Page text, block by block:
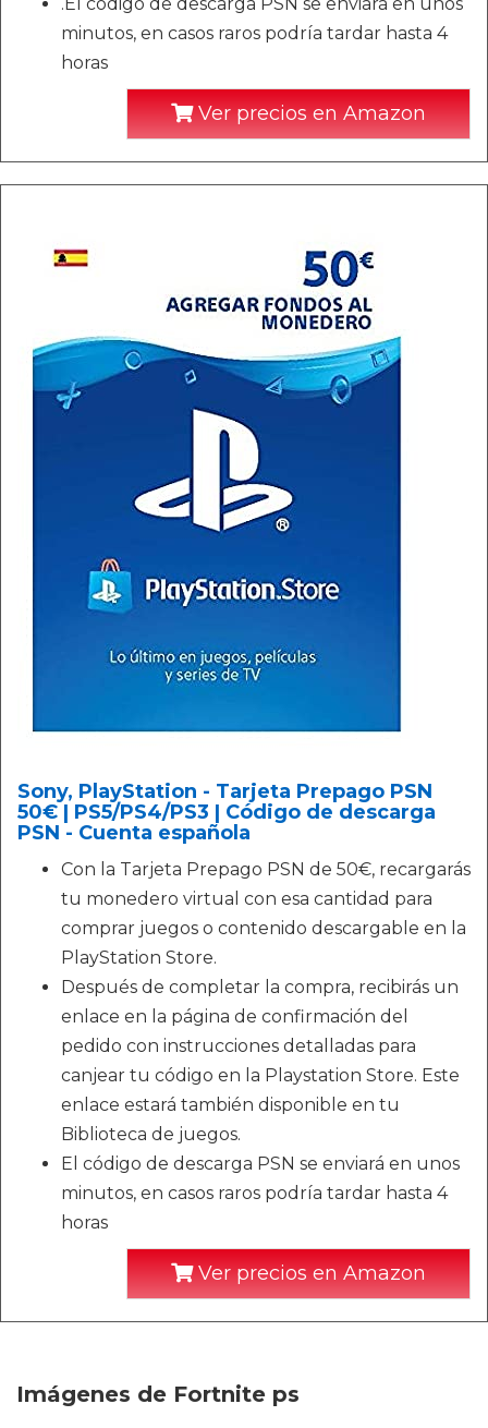
minutos, en casos raros podría tardar hasta 4
horas
Ver precios en Amazon
Sony, PlayStation - Tarjeta Prepago PSN
50€ | PS5/PS4/PS3 | Código de descarga
PSN - Cuenta española
Con la Tarjeta Prepago PSN de 50€, recargarás
tu monedero virtual con esa cantidad para
comprar juegos o contenido descargable en la
PlayStation Store.
Después de completar la compra, recibirás un
enlace en la página de confirmación del
pedido con instrucciones detalladas para
canjear tu código en la Playstation Store. Este
enlace estará también disponible en tu
Biblioteca de juegos.
El código de descarga PSN se enviará en unos
minutos, en casos raros podría tardar hasta 4
horas
Ver precios en Amazon
Imágenes de Fortnite ps